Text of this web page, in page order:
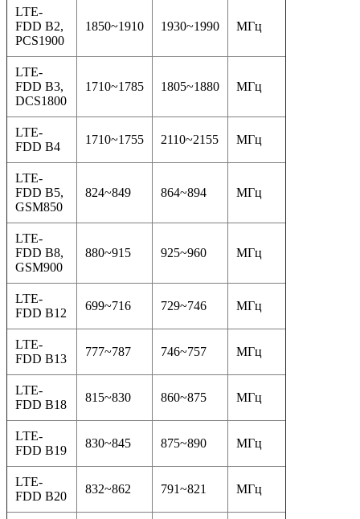
LTE-
FDD B2,
PCS1900
1850~1910 1930~1990 МГц
LTE-
FDD B3,
DCS1800
1710~1785 1805~1880 МГц
LTE-
FDD B4
1710~1755 2110~2155 МГц
LTE-
FDD B5,
GSM850
824~849 864~894 МГц
LTE-
FDD B8,
GSM900
880~915 925~960 МГц
LTE-
FDD B12
699~716 729~746 МГц
LTE-
FDD B13
777~787 746~757 МГц
LTE-
FDD B18
815~830 860~875 МГц
LTE-
FDD B19
830~845 875~890 МГц
LTE-
FDD B20
832~862 791~821 МГц